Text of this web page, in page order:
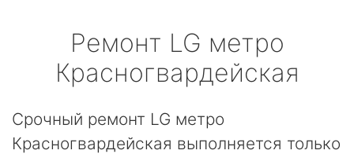
Ремонт LG метро
Красногвардейская
Срочный ремонт LG метро
Красногвардейская выполняется только